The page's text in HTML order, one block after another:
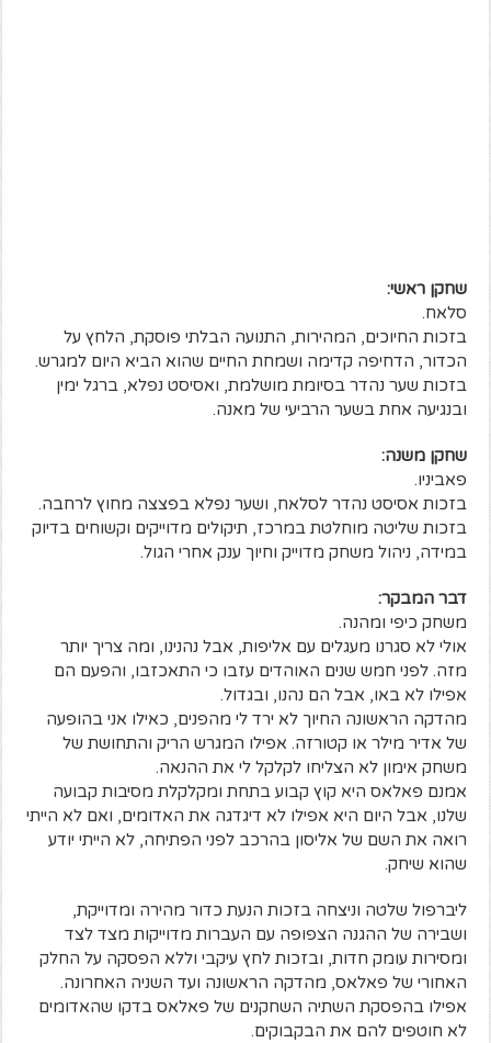
שחקן ראשי:
סלאח.
בזכות החיוכים, המהירות, התנועה הבלתי פוסקת, הלחץ על
הכדור, הדחיפה קדימה ושמחת החיים שהוא הביא היום למגרש.
בזכות שער נהדר בסיומת מושלמת, ואסיסט נפלא, ברגל ימין
ובנגיעה אחת בשער הרביעי של מאנה.
שחקן משנה:
פאביניו.
בזכות אסיסט נהדר לסלאח, ושער נפלא בפצצה מחוץ לרחבה.
בזכות שליטה מוחלטת במרכז, תיקולים מדוייקים וקשוחים בדיוק
במידה, ניהול משחק מדוייק וחיוך ענק אחרי הגול.
דבר המבקר:
משחק כיפי ומהנה.
אולי לא סגרנו מעגלים עם אליפות, אבל נהנינו, ומה צריך יותר
מזה. לפני חמש שנים האוהדים עזבו כי התאכזבו, והפעם הם
אפילו לא באו, אבל הם נהנו, ובגדול.
מהדקה הראשונה החיוך לא ירד לי מהפנים, כאילו אני בהופעה
של אדיר מילר או קטורזה. אפילו המגרש הריק והתחושת של
משחק אימון לא הצליחו לקלקל לי את ההנאה.
אמנם פאלאס היא קוץ קבוע בתחת ומקלקלת מסיבות קבועה
שלנו, אבל היום היא אפילו לא דיגדגה את האדומים, ואם לא הייתי
רואה את השם של אליסון בהרכב לפני הפתיחה, לא הייתי יודע
שהוא שיחק.
ליברפול שלטה וניצחה בזכות הנעת כדור מהירה ומדוייקת,
ושבירה של ההגנה הצפופה עם העברות מדוייקות מצד לצד
ומסירות עומק חדות, ובזכות לחץ עיקבי וללא הפסקה על החלק
האחורי של פאלאס, מהדקה הראשונה ועד השניה האחרונה.
אפילו בהפסקת השתיה השחקנים של פאלאס בדקו שהאדומים
לא חוטפים להם את הבקבוקים.